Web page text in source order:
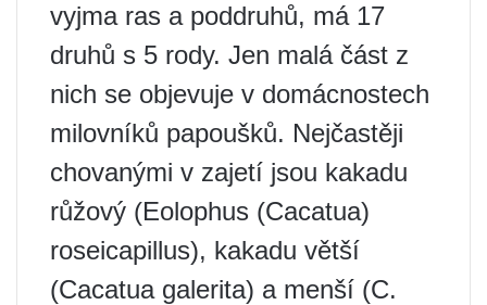
vyjma ras a poddruhů, má 17
druhů s 5 rody. Jen malá část z
nich se objevuje v domácnostech
milovníků papoušků. Nejčastěji
chovanými v zajetí jsou kakadu
růžový (Eolophus (Cacatua)
roseicapillus), kakadu větší
(Cacatua galerita) a menší (C.